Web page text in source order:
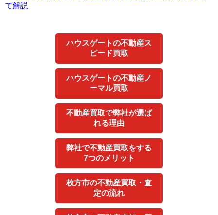
て解説
ハウスゲートの不動産ス
ピード買取
ハウスゲートの不動産ノ
ーマル買取
不動産買取で弊社が選ば
れる理由
弊社で不動産買取をする
7つのメリット
枚方市の不動産買取・査
定の流れ